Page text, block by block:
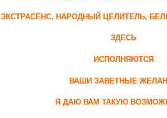
ЭКСТРАСЕНС, НАРОДНЫЙ ЦЕЛИТЕЛЬ,
ЗДЕСЬ
ИСПОЛНЯЮТСЯ
ВАШИ ЗАВЕТНЫЕ
Я ДАЮ ВАМ ТАКУЮ